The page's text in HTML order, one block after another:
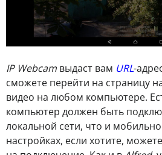
IP Webcam выдаст вам URL-
сможете перейти на страницу
видео на любом компьютере.
компьютер должен быть
локальной сети, что и
настройках, если хотите,